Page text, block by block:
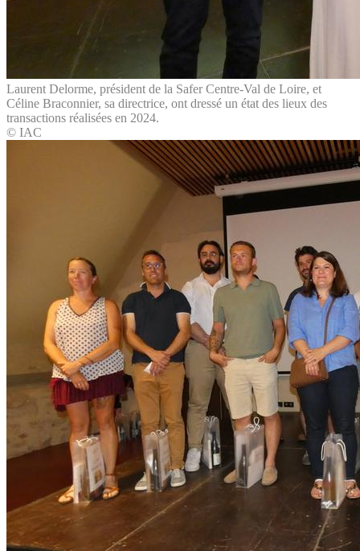
Laurent Delorme, président de la Safer Centre-Val de Loire, et
Céline Braconnier, sa directrice, ont dressé un état des lieux des
transactions réalisées en 2024.
© IAC